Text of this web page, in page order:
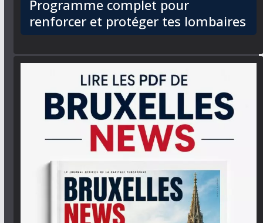
Programme complet pour
renforcer et protéger tes lombaires